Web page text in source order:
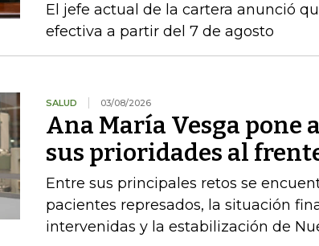
El jefe actual de la cartera anunció
efectiva a partir del 7 de agosto
SALUD 03/08/2026
Ana María Vesga pone
sus prioridades al
Entre sus principales retos se
pacientes represados, la situación
intervenidas y la estabilización de